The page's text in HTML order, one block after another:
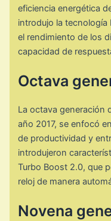
eficiencia energética
introdujo la tecnología
el rendimiento de los
capacidad de
Octava
La octava generación
año 2017, se enfocó
de productividad y
introdujeron
Turbo Boost 2.0, que
reloj de manera
Novena